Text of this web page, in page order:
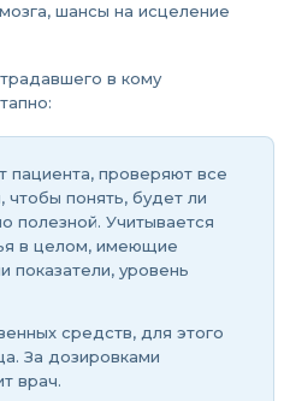
шансы на исцеление
в кому
пациента, проверяют все
чтобы понять, будет ли
полезной. Учитывается
в целом, имеющие
показатели, уровень
средств, для этого
За дозировками
врач.